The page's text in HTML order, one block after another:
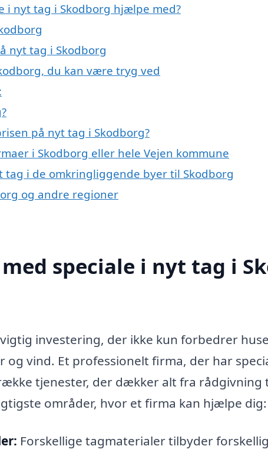
i nyt tag i Skodborg hjælpe med?
nyt tag i Skodborg
du kan være tryg ved
på nyt tag i Skodborg?
i Skodborg eller hele Vejen kommune
tag i de omkringliggende byer til Skodborg
og andre regioner
speciale i nyt tag i
investering, der ikke kun forbedrer
og vind. Et professionelt firma, der har
tjenester, der dækker alt fra rådgivning
områder, hvor et firma kan hjælpe dig:
Forskellige tagmaterialer tilbyder